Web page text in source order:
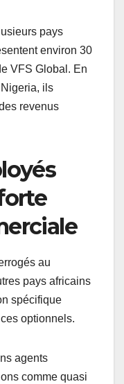
pays
environ 30
VFS Global. En
ils
revenus
au
pays africains
spécifique
optionnels.
agents
comme quasi